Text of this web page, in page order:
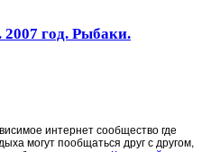
2007 год. Рыбаки.
интернет сообщество где
могут пообщаться друг с другом,